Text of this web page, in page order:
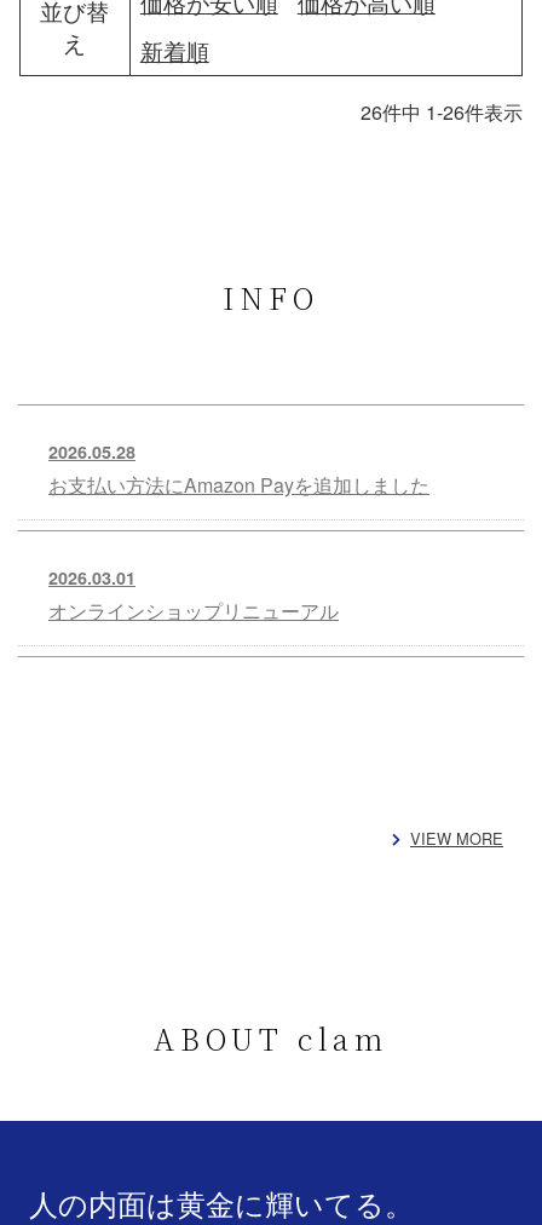
並び替
え
新着順
26件中 1-26件表示
INFO
2026.05.28
お支払い方法にAmazon Payを追加しました
2026.03.01
オンラインショップリニューアル
VIEW MORE
ABOUT clam
人の内面は黄金に輝いてる。